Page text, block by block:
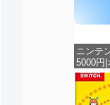
ニンテ
5000円|